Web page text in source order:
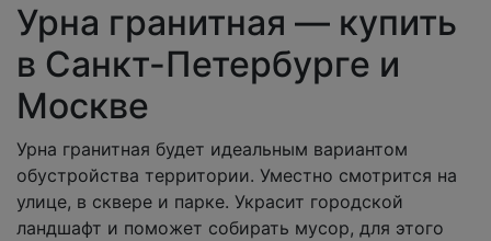
Урна гранитная — купить
в Санкт-Петербурге и
Москве
Урна гранитная будет идеальным вариантом
обустройства территории. Уместно смотрится на
улице, в сквере и парке. Украсит городской
ландшафт и поможет собирать мусор, для этого